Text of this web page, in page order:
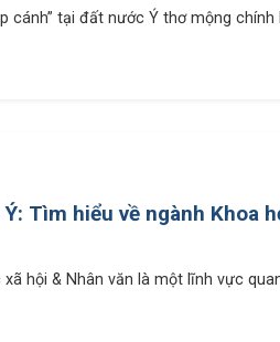
cánh” tại đất nước Ý thơ mộng
Ý: Tìm hiểu về ngành Khoa
xã hội & Nhân văn là một lĩnh vực